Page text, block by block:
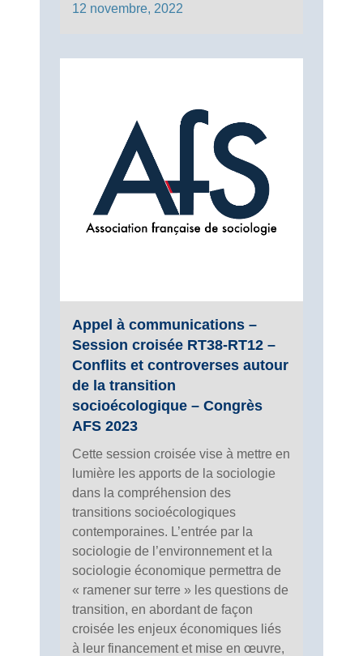
12 novembre, 2022
Appel à communications –
Session croisée RT38-RT12 –
Conflits et controverses autour
de la transition
socioécologique – Congrès
AFS 2023
Cette session croisée vise à mettre en
lumière les apports de la sociologie
dans la compréhension des
transitions socioécologiques
contemporaines. L’entrée par la
sociologie de l’environnement et la
sociologie économique permettra de
« ramener sur terre » les questions de
transition, en abordant de façon
croisée les enjeux économiques liés
à leur financement et mise en œuvre,